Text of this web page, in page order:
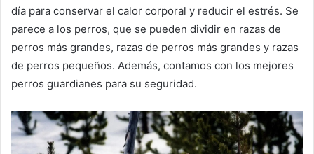
día para conservar el calor corporal y reducir el estrés. Se
parece a los perros, que se pueden dividir en razas de
perros más grandes, razas de perros más grandes y razas
de perros pequeños. Además, contamos con los mejores
perros guardianes para su seguridad.